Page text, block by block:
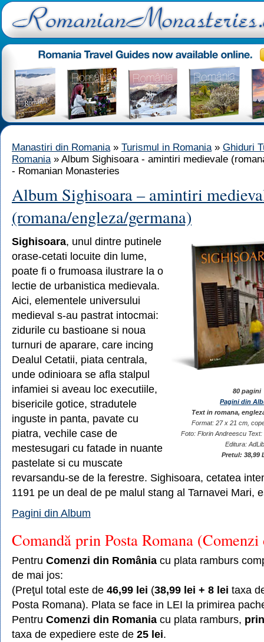
Manastiri din Romania» Turismul in Romania» Ghiduri
Romania» Album Sighisoara - amintiri medievale
- Romanian Monasteries
Album Sighisoara – amintiri
(romana/engleza/germana)
80 pagini
Pagini din
Text in romana,
Format: 27 x 21 cm,
Foto: Florin Andreescu
Editura:
Pretul: 38,99
Sighisoara, unul dintre putinele
orase-cetati locuite din lume,
poate fi o frumoasa ilustrare la o
lectie de urbanistica medievala.
Aici, elementele universului
medieval s-au pastrat intocmai:
zidurile cu bastioane si noua
turnuri de aparare, care incing
Dealul Cetatii, piata centrala,
unde odinioara se afla stalpul
infamiei si aveau loc executiile,
bisericile gotice, stradutele
inguste in panta, pavate cu
piatra, vechile case de
mestesugari cu fatade in nuante
pastelate si cu muscate
revarsandu-se de la ferestre. Sighisoara, cetatea
1191 pe un deal de pe malul stang al Tarnavei Mari,
Pagini din Album
Comandă prin Posta Romana
Pentru Comenzi din România cu plata ramburs
de mai jos:
(Preţul total este de 46,99 lei (38,99 lei + 8 lei taxa
Posta Romana). Plata se face in LEI la primirea
Pentru Comenzi din Romania cu plata ramburs,
taxa de expediere este de 25 lei.